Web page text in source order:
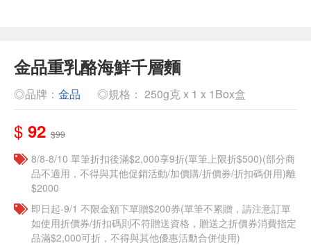
金品重乳酪海鮮千層麵
◎品牌： 金品 ◎規格： 250g克 x 1 x 1Box盒
$ 92 $99
8/8-8/10 單筆折扣後滿$2,000享9折(單筆上限折$500)(部分商
品不適用，不得與其他促銷活動/加價購/折價券/折扣碼併用)離
$2000
即日起-9/1 不限金額下單贈$200券(單筆不累贈，請注意訂單
如使用折價券/折扣碼則不符贈送資格，贈送之折價券消費指定
品滿$2,000可折，不得與其他優惠活動合併使用)